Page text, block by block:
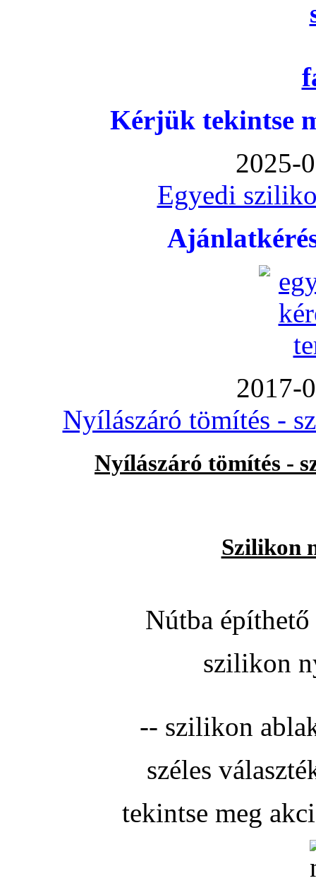
Kérjük tekintse
2025-
Egyedi
2017-
Nyílászáró tömítés -
Nyílászáró tömítés -
Szilikon
Nútba
szilikon
-- szilikon
széles
tekintse meg